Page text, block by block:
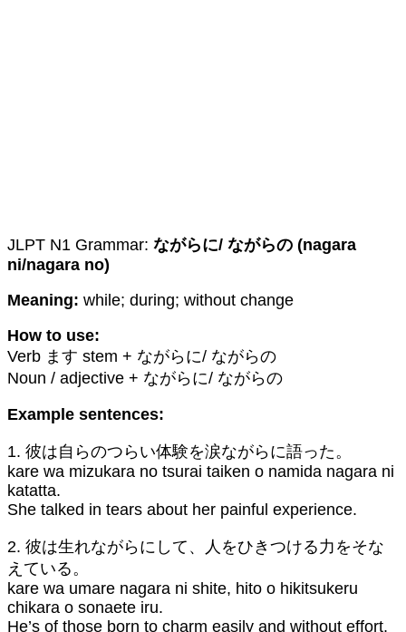
JLPT N1 Grammar: ながらに/ ながらの (nagara
ni/nagara no)
Meaning: while; during; without change
How to use:
Verb ます stem + ながらに/ ながらの
Noun / adjective + ながらに/ ながらの
Example sentences:
1. 彼は自らのつらい体験を涙ながらに語った。
kare wa mizukara no tsurai taiken o namida nagara ni
katatta.
She talked in tears about her painful experience.
2. 彼は生れながらにして、人をひきつける力をそな
えている。
kare wa umare nagara ni shite, hito o hikitsukeru
chikara o sonaete iru.
He’s of those born to charm easily and without effort.